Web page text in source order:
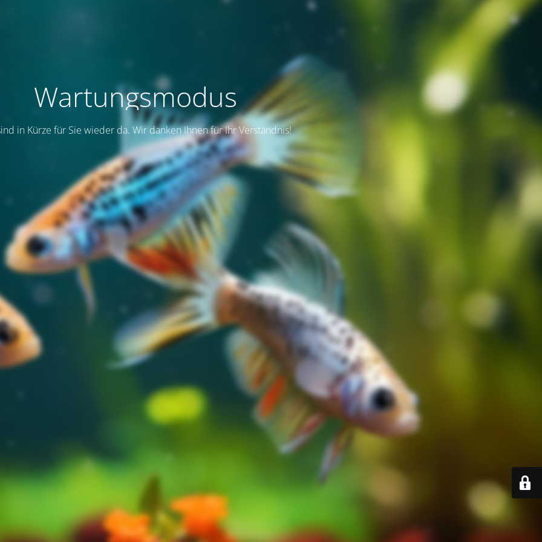
Wartungsmodus
in Kürze für Sie wieder da. Wir danken Ihnen für Ihr Verständnis!